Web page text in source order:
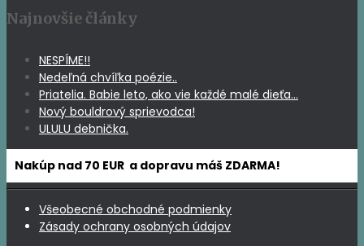
Najnovšie články
NESPÍME!!
Nedeľná chvíľka poézie..
Priatelia. Babie leto, ako vie každé malé dieťa…
Nový bouldrový sprievodca!
ULULU debnička.
Nakúp nad 70 EUR a dopravu máš ZDARMA!
Všeobecné obchodné podmienky
Zásady ochrany osobných údajov